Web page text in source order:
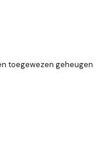
toegewezen geheugen